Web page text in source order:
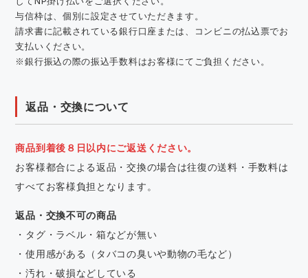
与信枠は、個別に設定させていただきます。
請求書に記載されている銀行口座または、コンビニの払込票でお
支払いください。
※銀行振込の際の振込手数料はお客様にてご負担ください。
返品・交換について
商品到着後８日以内にご返送ください。
お客様都合による返品・交換の場合は往復の送料・手数料は
すべてお客様負担となります。
返品・交換不可の商品
・タグ・ラベル・箱などが無い
・使用感がある（タバコの臭いや動物の毛など）
・汚れ・破損などしている